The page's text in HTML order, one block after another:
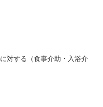
対する（食事介助・入浴介